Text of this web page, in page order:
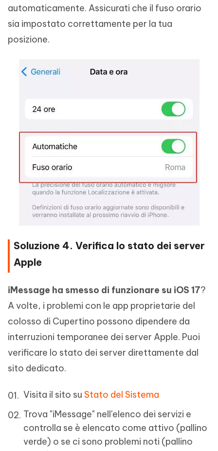
automaticamente. Assicurati che il fuso orario
sia impostato correttamente per la tua
posizione.
Soluzione 4. Verifica lo stato dei server
Apple
iMessage ha smesso di funzionare su iOS 17?
A volte, i problemi con le app proprietarie del
colosso di Cupertino possono dipendere da
interruzioni temporanee dei server Apple. Puoi
verificare lo stato dei server direttamente dal
sito dedicato.
Visita il sito su Stato del Sistema
Trova "iMessage" nell'elenco dei servizi e
controlla se è elencato come attivo (pallino
verde) o se ci sono problemi noti (pallino